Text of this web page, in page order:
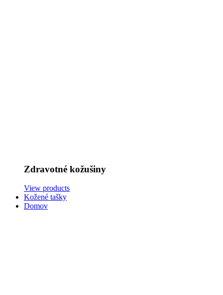
Zdravotné kožušiny
View products
Kožené tašky
Domov